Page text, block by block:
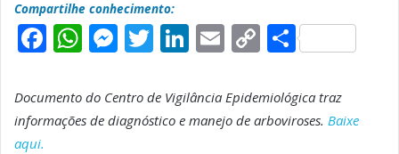
Compartilhe conhecimento:
F
a
c
e
W
h
a
t
M
e
s
s
T
w
it
t
L
i
n
k
E
m
a
il
C
o
p
y
S
h
a
r
Documento do Centro de Vigilância Epidemiológica traz
informações de diagnóstico e manejo de arboviroses. Baixe
aqui.